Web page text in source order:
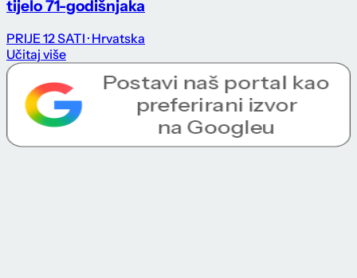
tijelo 71-godišnjaka
PRIJE 12 SATI · Hrvatska
Učitaj više